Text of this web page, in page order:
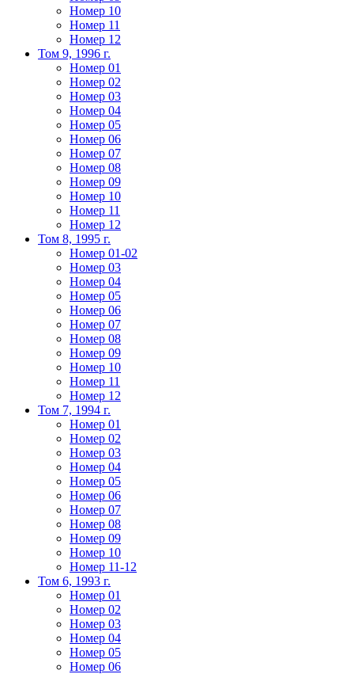
Номер 10
Номер 11
Номер 12
Том 9, 1996 г.
Номер 01
Номер 02
Номер 03
Номер 04
Номер 05
Номер 06
Номер 07
Номер 08
Номер 09
Номер 10
Номер 11
Номер 12
Том 8, 1995 г.
Номер 01-02
Номер 03
Номер 04
Номер 05
Номер 06
Номер 07
Номер 08
Номер 09
Номер 10
Номер 11
Номер 12
Том 7, 1994 г.
Номер 01
Номер 02
Номер 03
Номер 04
Номер 05
Номер 06
Номер 07
Номер 08
Номер 09
Номер 10
Номер 11-12
Том 6, 1993 г.
Номер 01
Номер 02
Номер 03
Номер 04
Номер 05
Номер 06